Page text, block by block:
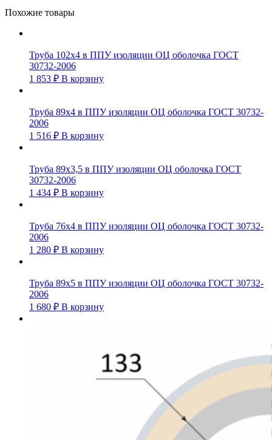
Похожие товары
Труба 102х4 в ППУ изоляции ОЦ оболочка ГОСТ
30732-2006
1 853 ₽ В корзину
Труба 89х4 в ППУ изоляции ОЦ оболочка ГОСТ 30732-
2006
1 516 ₽ В корзину
Труба 89х3,5 в ППУ изоляции ОЦ оболочка ГОСТ
30732-2006
1 434 ₽ В корзину
Труба 76х4 в ППУ изоляции ОЦ оболочка ГОСТ 30732-
2006
1 280 ₽ В корзину
Труба 89х5 в ППУ изоляции ОЦ оболочка ГОСТ 30732-
2006
1 680 ₽ В корзину